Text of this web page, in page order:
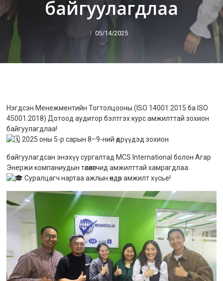
байгуулагдлаа
05/14/2025
Нэгдсэн Менежментийн Тогтолцооны (ISO 14001:2015 ба ISO
45001:2018) Дотоод аудитор бэлтгэх курс амжилттай зохион
байгуулагдлаа!
2025 оны 5-р сарын 8–9-ний өдрүүдэд зохион
байгуулагдсан энэхүү сургалтад MCS International болон Агар
Энержи компаниудын төлөөлөгчид амжилттай хамрагдлаа.
Суралцагч нартаа ажлын өндөр амжилт хүсье!